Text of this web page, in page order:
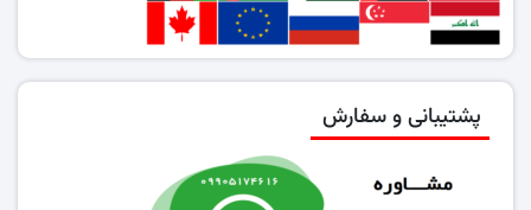
پشتیبانی و سفارش